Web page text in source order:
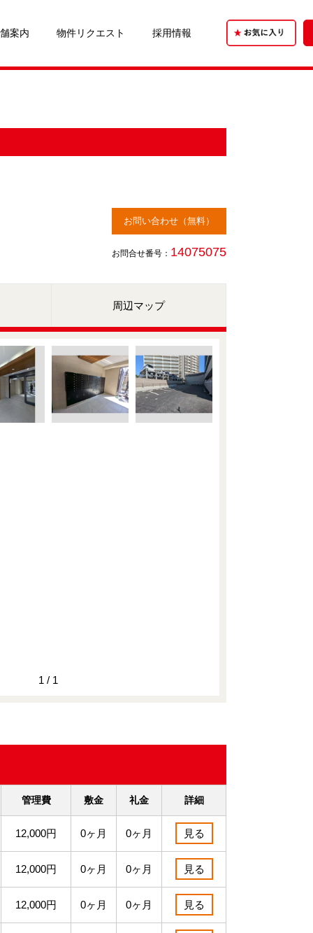
案内 物件リクエスト 採用情報
お問い合わせ（無料）
お問合せ番号： 14075075
周辺マップ
1 / 1
管理費 敷金 礼金 詳細
12,000円 0ヶ月 0ヶ月 見る
12,000円 0ヶ月 0ヶ月 見る
12,000円 0ヶ月 0ヶ月 見る